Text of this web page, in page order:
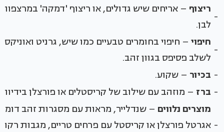
-
ריצוף – אריחים שיש גדולים, או ריצוף 'דמקה'
לבן.
-
חיפוי – חיפוי בחומרים טבעיים כמו שיש, גרניט ואוניקס
לשלב פסיפס בגוון זהב.
- בכיור – שקוע.
- ברז – מוזהב עם שילוב של קריסטלים או פורצלן
-
מוצרים נלווים – שנדלייר, מראות עם מסגרות זהב
אגרטל פורצלן או קריסטל עם פרחים טריים, מגבות